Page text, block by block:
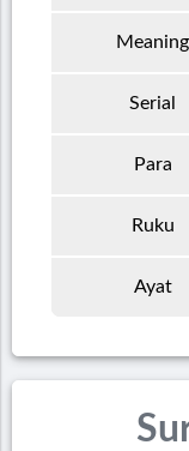
Meaning
Serial
Para
Ruku
Ayat